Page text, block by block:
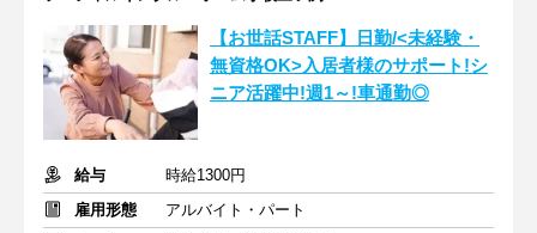
【お世話STAFF】日勤/<未経験・
無資格OK>入居者様のサポート!シ
ニア活躍中!週1～!車通勤◎
給与
時給1300円
雇用形態
アルバイト・パート